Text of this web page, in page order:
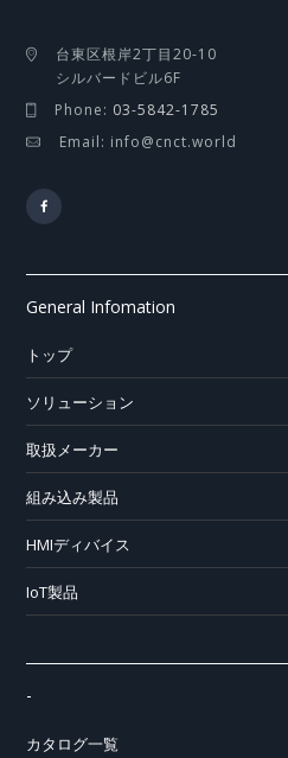
台東区根岸2丁目20-10
シルバードビル6F
Phone: 03-5842-1785
Email: info@cnct.world
General Infomation
トップ
ソリューション
取扱メーカー
組み込み製品
HMIディバイス
IoT製品
-
カタログ一覧